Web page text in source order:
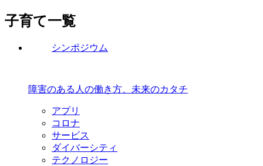
子育て一覧
シンポジウム
障害のある人の働き方、未来のカタチ
アプリ
コロナ
サービス
ダイバーシティ
テクノロジー